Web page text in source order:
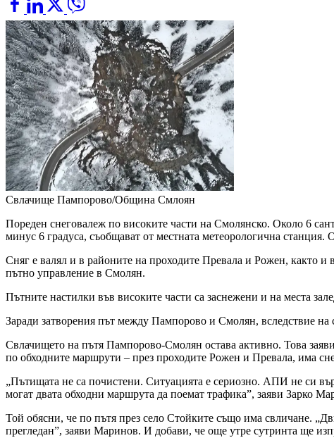
Свлачище Пампорово/Община Смлоян
Пореден снеговалеж по високите части на Смолянско. Около 6
минус 6 градуса, съобщават от местната метеорологична
Сняг е валял и в районите на проходите Превала и Рожен, както
пътно управление в Смолян.
Пътните настилки във високите части са заснежени и на места
Заради затворения път между Пампорово и Смолян, вследствие на
Свлачището на пътя Пампорово-Смолян остава активно. Това
по обходните маршрути – през проходите Рожен и Превала, има
„Пътищата не са почистени. Ситуацията е сериозно. АПИ не си
могат двата обходни маршрута да поемат трафика”, заяви Зарко
Той обясни, че по пътя през село Стойките също има свличане.
прегледан”, заяви Маринов. И добави, че още утре сутринта ще